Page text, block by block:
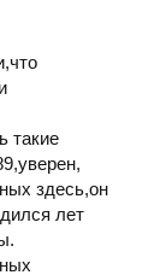
такие
здесь,он
лет